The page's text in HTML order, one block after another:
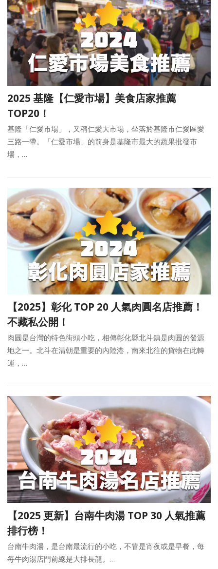
2025 基隆【仁愛市場】美食店家推薦
TOP20！
基隆「仁愛市場」，又稱仁愛大市場，坐落於基隆市仁愛區愛
三路一帶。「仁愛市場」的前身是基隆市最大的蔬果批發市
場，…
【2025】彰化 TOP 20 人氣肉圓名店推薦！
不藏私公開！
肉圓是台灣的特色街頭小吃，相傳彰化縣北斗鎮是肉圓的發源
地之一。北斗在清朝是重要的內陸港，南來北往的貨物在此轉
運，…
【2025 更新】台南牛肉湯 TOP 30 人氣推薦
排行榜！
台南牛肉湯，是台南最流行的小吃，不管是宵夜或是早餐，每
每牛肉湯店門前總是大排長龍。…